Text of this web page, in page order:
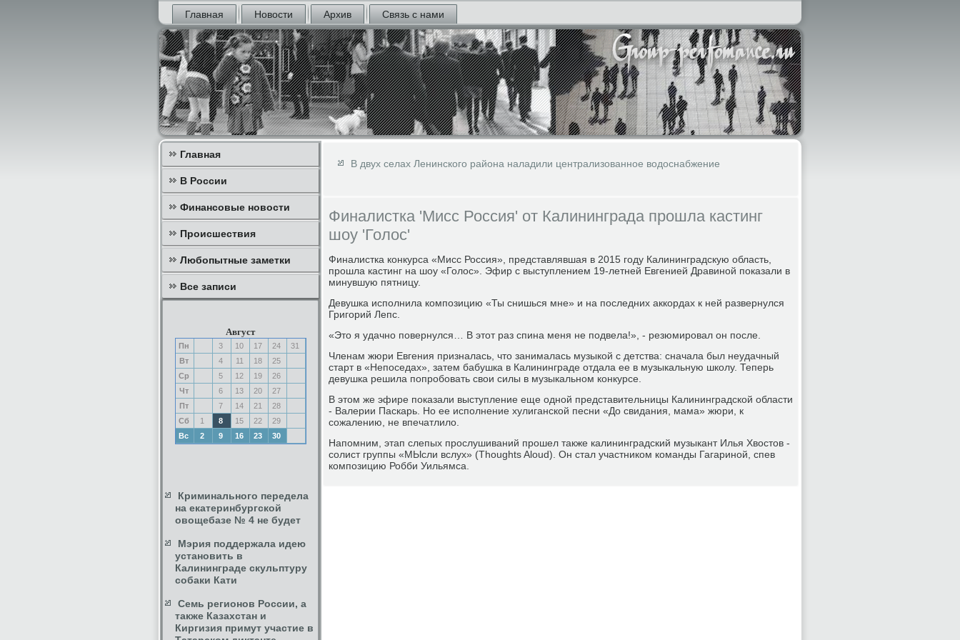
Главная Новости Архив Связь с нами
Главная
В России
Финансовые новости
Происшествия
Любопытные заметки
Все записи
Август
Пн 3 10 17 24
31
Вт
4 11 18
25
Ср
5 12 19
26
Чт
6 13 20
27
Пт
7 14 21
28
Сб
1 8 15 22
29
Вс
2 9 16 23 30
Криминального передела
на екатеринбургской
овощебазе № 4 не будет
Мэрия поддержала идею
установить в
Калининграде скульптуру
собаки Кати
Семь регионов России, а
также Казахстан и
Киргизия примут участие в
В двух селах Ленинского района наладили централизованное водоснабжение
Финалистка 'Мисс Россия' от Калининграда прошла кастинг
шоу 'Голос'
Финалистка конкурса «Мисс Россия», представлявшая в 2015 году Калининградскую область,
прошла кастинг на шоу «Голос». Эфир с выступлением 19-летней Евгенией Дравиной показали в
минувшую пятницу.
Девушка исполнила композицию «Ты снишься мне» и на последних аккордах к ней развернулся
Григорий Лепс.
«Это я удачно повернулся… В этот раз спина меня не подвела!», - резюмировал он после.
Членам жюри Евгения призналась, что занималась музыкой с детства: сначала был неудачный
старт в «Непоседах», затем бабушка в Калининграде отдала ее в музыкальную школу. Теперь
девушка решила попробовать свои силы в музыкальном конкурсе.
В этом же эфире показали выступление еще одной представительницы Калининградской области
- Валерии Паскарь. Но ее исполнение хулиганской песни «До свидания, мама» жюри, к
сожалению, не впечатлило.
Напомним, этап слепых прослушиваний прошел также калининградский музыкант Илья Хвостов -
солист группы «МЫсли вслух» (Thoughts Aloud). Он стал участником команды Гагариной, спев
композицию Робби Уильямса.